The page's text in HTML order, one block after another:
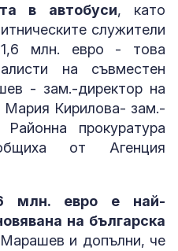
в автобуси, като
служители
млн. евро - това
на съвместен
- зам.-директор на
Кирилова- зам.-
прокуратура
от Агенция
млн. евро е най-
на българска
и допълни, че